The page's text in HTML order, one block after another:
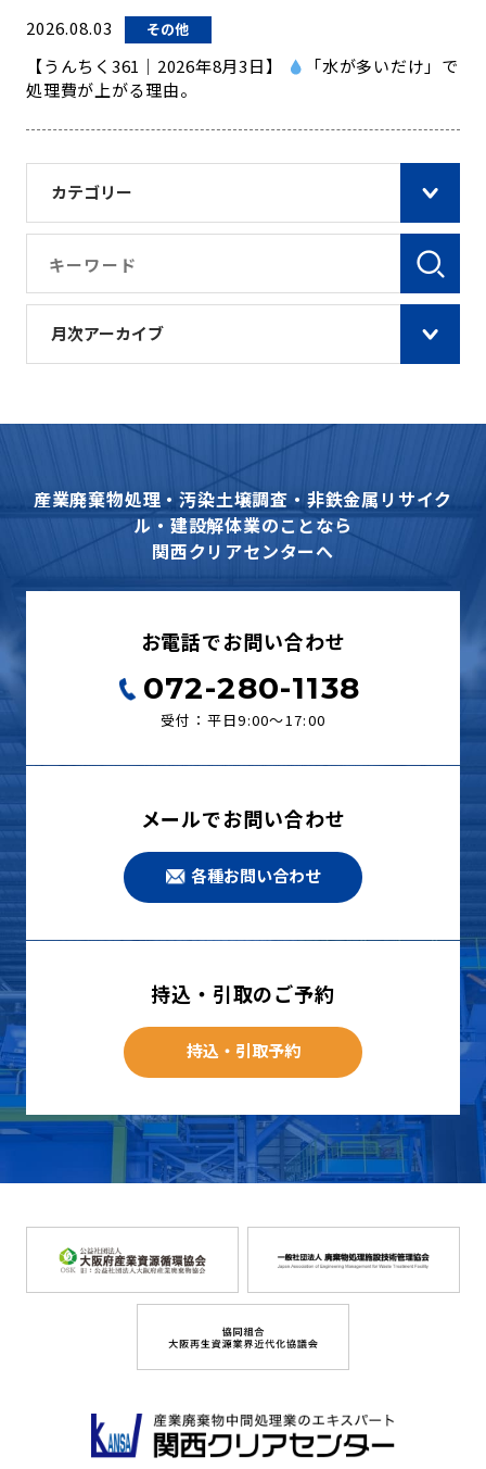
カテゴリー
月次アーカイブ
2026.08.03 その他
【うんちく361｜2026年8月3日】
「水が多いだけ」で
処理費が上がる理由。
産業廃棄物処理・汚染土壌調査・非鉄金属リサイク
ル・建設解体業のことなら
関西クリアセンターへ
お電話でお問い合わせ
072-280-1138
受付：平日9:00〜17:00
メールでお問い合わせ
各種お問い合わせ
持込・引取のご予約
持込・引取予約